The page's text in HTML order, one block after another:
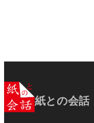
紙との会話